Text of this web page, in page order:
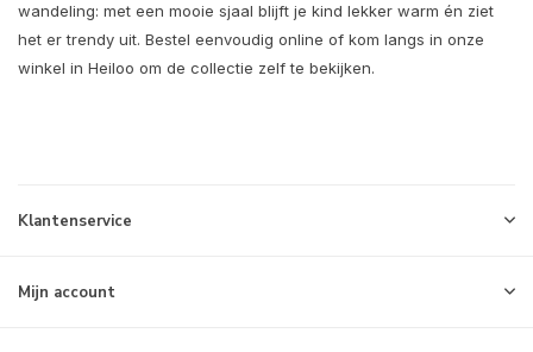
wandeling: met een mooie sjaal blijft je kind lekker warm én ziet
het er trendy uit. Bestel eenvoudig online of kom langs in onze
winkel in Heiloo om de collectie zelf te bekijken.
Klantenservice
Mijn account